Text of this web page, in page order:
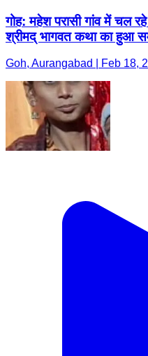
गोह: महेश परासी गांव में चल
श्रीमद् भागवत कथा का हुआ
Goh, Aurangabad | Feb 18,